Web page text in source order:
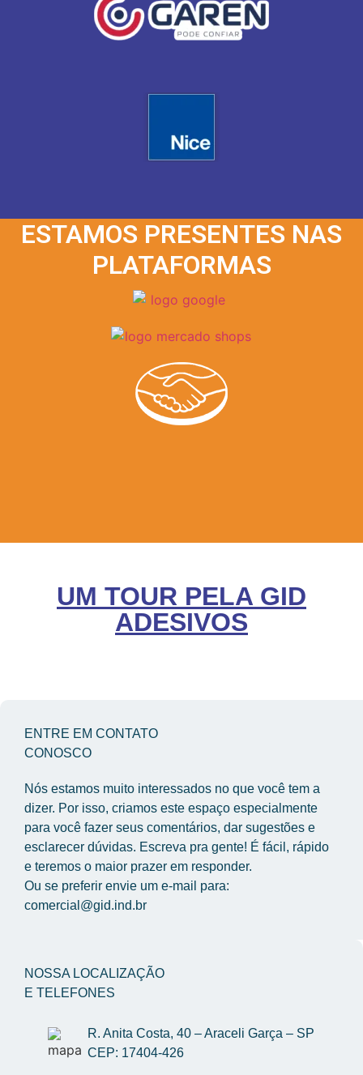
ESTAMOS PRESENTES NAS
PLATAFORMAS
UM TOUR PELA GID
ADESIVOS
ENTRE EM CONTATO
CONOSCO
Nós estamos muito interessados no que você tem a
dizer. Por isso, criamos este espaço especialmente
para você fazer seus comentários, dar sugestões e
esclarecer dúvidas. Escreva pra gente! É fácil, rápido
e teremos o maior prazer em responder.
Ou se preferir envie um e-mail para:
comercial@gid.ind.br
NOSSA LOCALIZAÇÃO
E TELEFONES
R. Anita Costa, 40 – Araceli Garça – SP
CEP: 17404-426